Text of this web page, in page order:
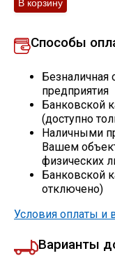
Способы
Безналичная
предприятия
Банковской
(доступно
Наличными
Вашем
физических
Банковской
отключено)
Условия оплаты и
Варианты